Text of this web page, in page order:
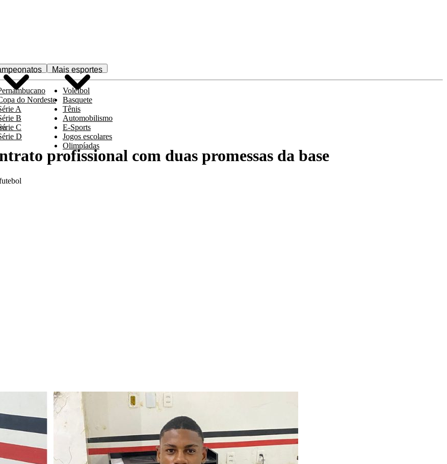
do Nordeste
A
B
C
D
Mais esportes
Voleibol
Basquete
Tênis
Automobilismo
E-Sports
Jogos escolares
Olimpíadas
profissional com duas promessas da base